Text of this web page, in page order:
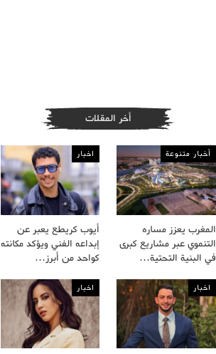
أخر المقلات
أخبار متنوعة
المغرب يعزز مساره
التنموي عبر مشاريع كبرى
في البنية التحتية…
اخبار
أيوب كريطع يعبر عن
إبداعه الفني ويؤكد مكانته
كواحد من أبرز…
اخبار اخبار